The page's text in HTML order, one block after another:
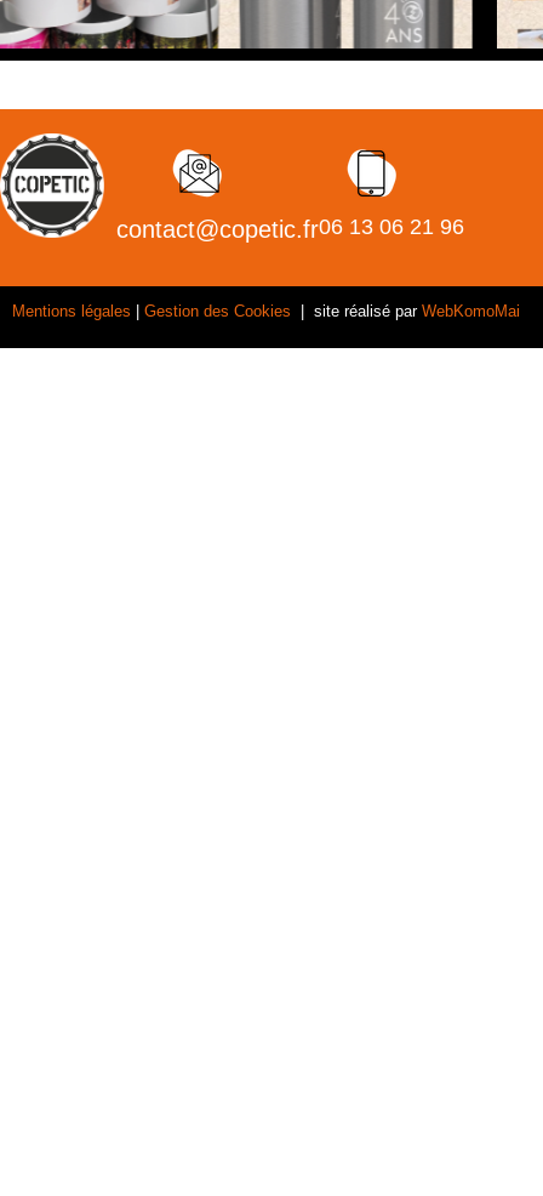
contact@copetic.fr06 13 06 21 96
Mentions légales Gestion des Cookies | site réalisé par WebKomoMai